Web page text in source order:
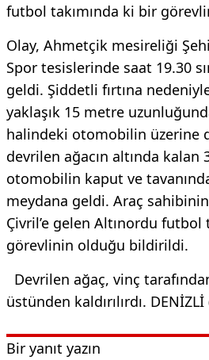
futbol takımında ki bir
Olay, Ahmetçik mesireliği
Spor tesislerinde saat 19.30
geldi. Şiddetli fırtına
yaklaşık 15 metre
halindeki otomobilin üzerine
devrilen ağacın altında kalan
otomobilin kaput ve
meydana geldi. Araç sahibinin
Çivril’e gelen Altınordu futbol
görevlinin olduğu bildirildi.
Devrilen ağaç, vinç
üstünden kaldırılırdı. DENİZLİ
Bir yanıt yazın